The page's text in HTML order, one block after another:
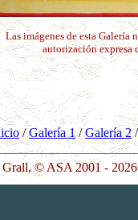
Las imágenes de esta Galería
autorización expresa
/Galería 1/Galería 2 /
Grall, © ASA 2001 - 2026